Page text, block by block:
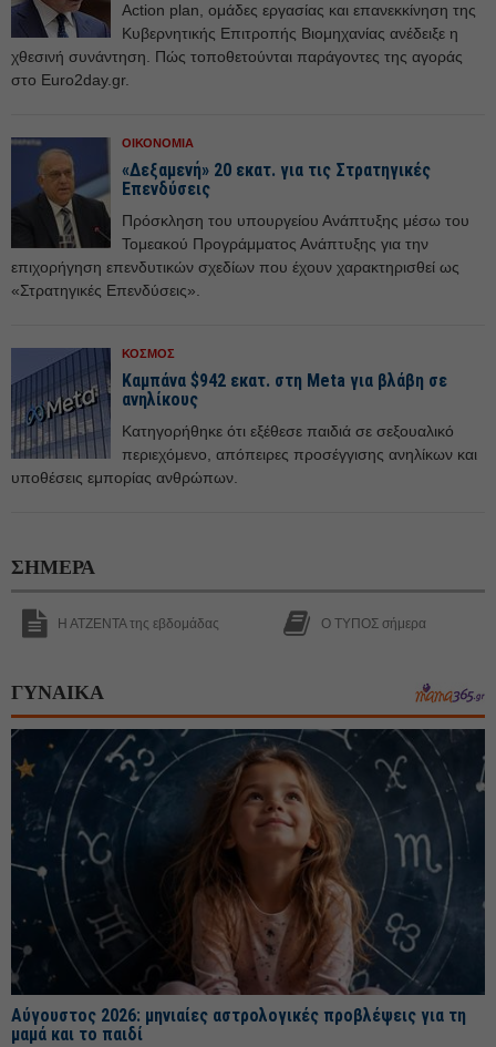
Action plan, ομάδες εργασίας και επανεκκίνηση της
Κυβερνητικής Επιτροπής Βιομηχανίας ανέδειξε η
χθεσινή συνάντηση. Πώς τοποθετούνται παράγοντες της αγοράς
στο Euro2day.gr.
ΟΙΚΟΝΟΜΙΑ
«Δεξαμενή» 20 εκατ. για τις Στρατηγικές
Επενδύσεις
Πρόσκληση του υπουργείου Ανάπτυξης μέσω του
Τομεακού Προγράμματος Ανάπτυξης για την
επιχορήγηση επενδυτικών σχεδίων που έχουν χαρακτηρισθεί ως
«Στρατηγικές Επενδύσεις».
ΚΟΣΜΟΣ
Καμπάνα $942 εκατ. στη Meta για βλάβη σε
ανηλίκους
Κατηγορήθηκε ότι εξέθεσε παιδιά σε σεξουαλικό
περιεχόμενο, απόπειρες προσέγγισης ανηλίκων και
υποθέσεις εμπορίας ανθρώπων.
ΣΗΜΕΡΑ
Η ΑΤΖΕΝΤΑ της εβδομάδας Ο ΤΥΠΟΣ σήμερα
ΓΥΝΑΙΚΑ
Αύγουστος 2026: μηνιαίες αστρολογικές προβλέψεις για τη
μαμά και το παιδί